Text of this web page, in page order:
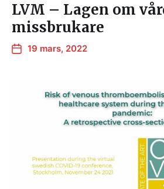
LVM – Lagen om
missbrukare
19 mars, 2022